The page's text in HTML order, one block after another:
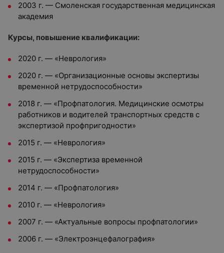
2003 г. — Смоленская государственная медицинская
академия
Курсы, повышение квалификации:
2020 г. — «Неврология»
2020 г. — «Организационные основы экспертизы
временной нетрудоспособности»
2018 г. — «Профпатология. Медицинские осмотры
работников и водителей транспортных средств с
экспертизой профпригодности»
2015 г. — «Неврология»
2015 г. — «Экспертиза временной
нетрудоспособности»
2014 г. — «Профпатология»
2010 г. — «Неврология»
2007 г. — «Актуальные вопросы профпатологии»
2006 г. — «Электроэнцефалография»